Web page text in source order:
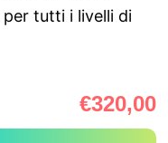
tutti i livelli di
€320,00